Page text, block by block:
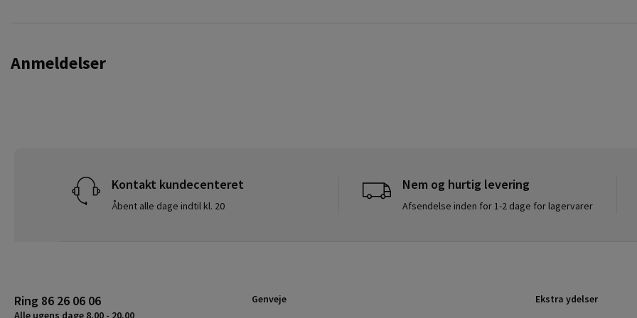
Anmeldelser
Kontakt kundecenteret
Åbent alle dage indtil kl. 20
Nem og hurtig levering
Afsendelse inden for 1-2 dage for lagervarer
Ring 86 26 06 06
Alle ugens dage 8.00 - 20.00
Genveje
Ekstra ydelser